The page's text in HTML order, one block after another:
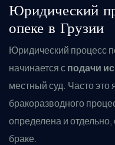
Юридический
опеке в Грузии
Юридический процесс
начинается сподачи
местный суд. Часто это
бракоразводного
определена и
браке.